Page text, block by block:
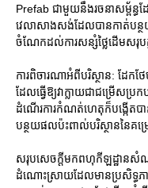
Prefab ជាមួយនឹងរចនាសម្ព័ន្
វេលាសាងសង់ដែលបានកាត់បន្ថយ
ចំណែកដល់ការសន្សំថ្លៃដើមសរុប
ការពិចារណាអំពីបរិស្ថាន: ដែកថ
ដែលធ្វើឱ្យវាក្លាយជាជម្រើស
ដំណើរការកំណត់ហេតុក៏បង្កើតបា
បន្ថយផលប៉ះពាល់បរិស្ថាននៃគ
សរុបសេចក្ដីមកពហុកីឡដ្ឋាន
ដំណោះស្រាយដែលមានប្រសិទ្ធ